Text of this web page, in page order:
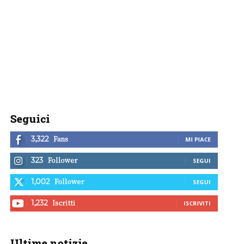
Seguici
3,322 Fans MI PIACE
323 Follower SEGUI
1,002 Follower SEGUI
1,232 Iscritti ISCRIVITI